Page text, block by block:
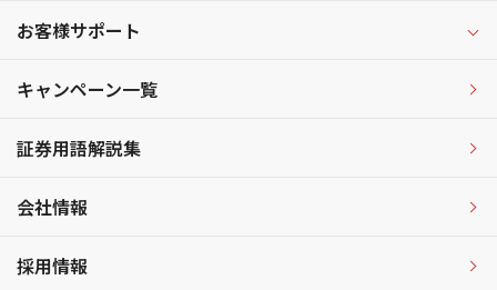
お客様サポート
キャンペーン一覧
証券用語解説集
会社情報
採用情報